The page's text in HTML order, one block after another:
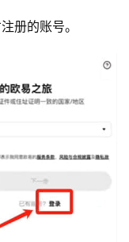
册的账号。